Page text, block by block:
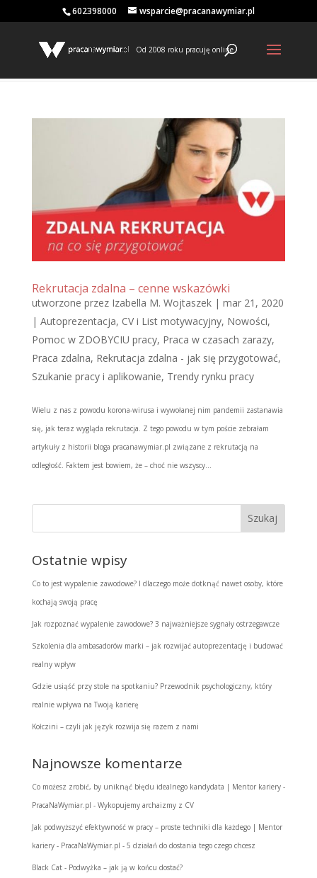
602398000 wsparcie@pracanawymiar.pl
Od 2008 roku pracuję online
Rekrutacja zdalna – cenne wskazówki
utworzone przez Izabella M. Wojtaszek| mar 21, 2020
| Autoprezentacja, CV i List motywacyjny, Nowości,
Pomoc w ZDOBYCIU pracy, Praca w czasach zarazy,
Praca zdalna, Rekrutacja zdalna - jak się przygotować,
Szukanie pracy i aplikowanie, Trendy rynku pracy
Wielu z nas z powodu korona-wirusa i wywołanej nim pandemii zastanawia
się, jak teraz wygląda rekrutacja. Z tego powodu w tym poście zebrałam
artykuły z historii bloga pracanawymiar.pl związane z rekrutacją na
odległość. Faktem jest bowiem, że – choć nie wszyscy...
Ostatnie wpisy
Co to jest wypalenie zawodowe? I dlaczego może dotknąć nawet osoby, które
kochają swoją pracę
Jak rozpoznać wypalenie zawodowe? 3 najważniejsze sygnały ostrzegawcze
Szkolenia dla ambasadorów marki – jak rozwijać autoprezentację i budować
realny wpływ
Gdzie usiąść przy stole na spotkaniu? Przewodnik psychologiczny, który
realnie wpływa na Twoją karierę
Kołczini – czyli jak język rozwija się razem z nami
Najnowsze komentarze
Co możesz zrobić, by uniknąć błędu idealnego kandydata | Mentor kariery -
PracaNaWymiar.pl - Wykopujemy archaizmy z CV
Jak podwyższyć efektywność w pracy – proste techniki dla każdego | Mentor
kariery - PracaNaWymiar.pl - 5 działań do dostania tego czego chcesz
Black Cat- Podwyżka – jak ją w końcu dostać?